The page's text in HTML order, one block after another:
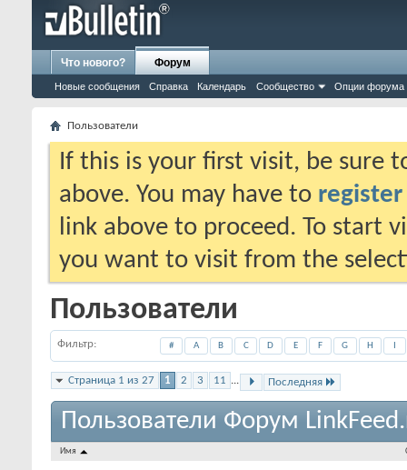
Что нового? Форум
Новые сообщения Справка Календарь Сообщество Опции форума
Пользователи
If this is your first visit, be sure
above. You may have to register
link above to proceed. To start
you want to visit from the
Пользователи
Фильтр # A B C D E F G H
Страница 1 из 27 1 2 3 11 ... Последняя
Пользователи Форум
Имя